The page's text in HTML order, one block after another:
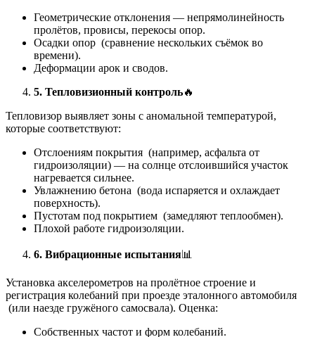
Геометрические отклонения — непрямолинейность
пролётов, провисы, перекосы опор.
Осадки опор (сравнение нескольких съёмок во
времени).
Деформации арок и сводов.
5. Тепловизионный контроль🔥
Тепловизор выявляет зоны с аномальной температурой,
которые соответствуют:
Отслоениям покрытия (например, асфальта от
гидроизоляции) — на солнце отслоившийся участок
нагревается сильнее.
Увлажнению бетона (вода испаряется и охлаждает
поверхность).
Пустотам под покрытием (замедляют теплообмен).
Плохой работе гидроизоляции.
6. Вибрационные испытания📊
Установка акселерометров на пролётное строение и
регистрация колебаний при проезде эталонного автомобиля
(или наезде гружёного самосвала). Оценка:
Собственных частот и форм колебаний.